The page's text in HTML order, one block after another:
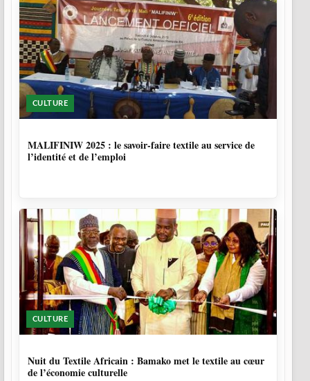
CULTURE
MALIFINIW 2025 : le savoir-faire textile au service de
l’identité et de l’emploi
CULTURE
Nuit du Textile Africain : Bamako met le textile au cœur
de l’économie culturelle